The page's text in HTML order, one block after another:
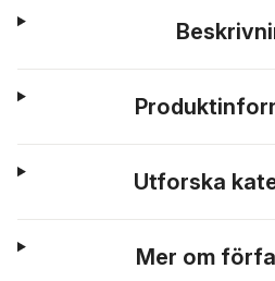
Utforska
Mer om